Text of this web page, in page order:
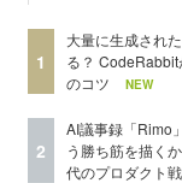
1
大量に生成され
る？
のコツ
NEW
2
AI議事録「Rimo
う勝ち筋を描く
代のプロダクト